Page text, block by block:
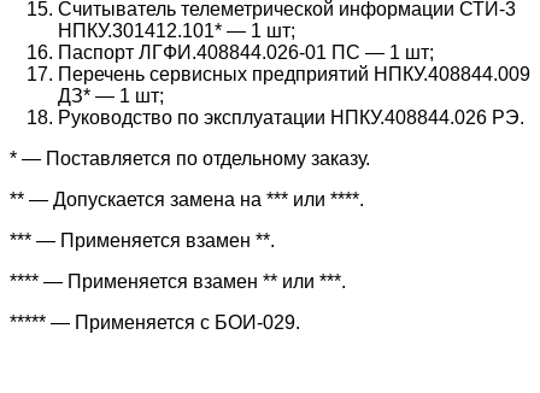
Считыватель телеметрической информации СТИ-3
НПКУ.301412.101* — 1 шт;
Паспорт ЛГФИ.408844.026-01 ПС — 1 шт;
Перечень сервисных предприятий НПКУ.408844.009
ДЗ* — 1 шт;
Руководство по эксплуатации НПКУ.408844.026 РЭ.
* — Поставляется по отдельному заказу.
** — Допускается замена на *** или ****.
*** — Применяется взамен **.
**** — Применяется взамен ** или ***.
***** — Применяется с БОИ-029.